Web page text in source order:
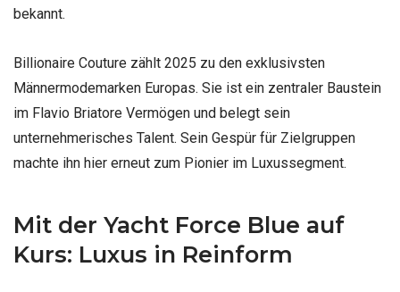
bekannt.
Billionaire Couture zählt 2025 zu den exklusivsten
Männermodemarken Europas. Sie ist ein zentraler Baustein
im Flavio Briatore Vermögen und belegt sein
unternehmerisches Talent. Sein Gespür für Zielgruppen
machte ihn hier erneut zum Pionier im Luxussegment.
Mit der Yacht Force Blue auf
Kurs: Luxus in Reinform